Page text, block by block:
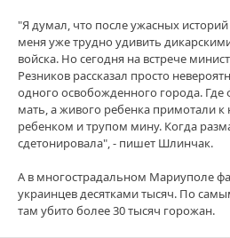
"Я думал, что после ужасных
меня уже трудно удивить
войска. Но сегодня на встрече
Резников рассказал просто
одного освобожденного города.
мать, а живого ребенка примотали
ребенком и трупом мину. Когда
сдетонировала", - пишет Шлинчак.
А в многострадальном Мариуполе
украинцев десятками тысяч. По
там убито более 30 тысяч горожан.